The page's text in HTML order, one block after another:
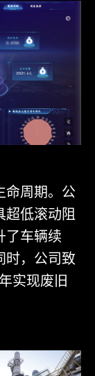
命周期。公
超低滚动阻
了车辆续
时，公司致
实现废旧